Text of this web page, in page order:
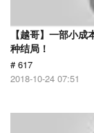
【越哥】一部小
种结局！
# 617
2018-10-24 07:51